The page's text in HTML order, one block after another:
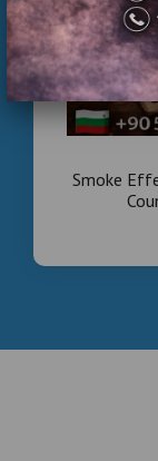
boks
ticari
duman
fırsatları
Kadar Toptan ,
Smoke